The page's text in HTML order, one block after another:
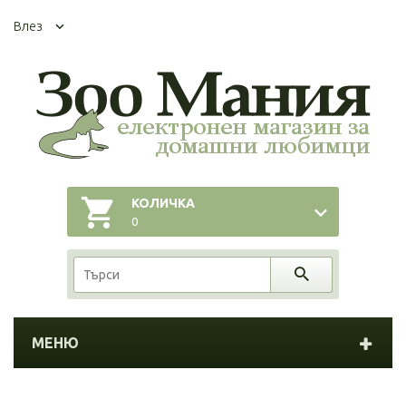
Влез
КОЛИЧКА
0
МЕНЮ